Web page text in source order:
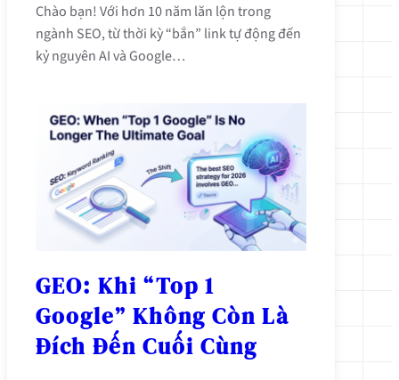
Chào bạn! Với hơn 10 năm lăn lộn trong
ngành SEO, từ thời kỳ “bắn” link tự động đến
kỷ nguyên AI và Google…
GEO: Khi “Top 1
Google” Không Còn Là
Đích Đến Cuối Cùng